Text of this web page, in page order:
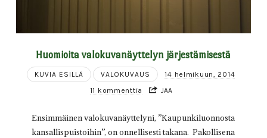
Huomioita valokuvanäyttelyn järjestämisestä
KUVIA ESILLÄ VALOKUVAUS
14 helmikuun, 2014
11 kommenttia
JAA
Ensimmäinen valokuvanäyttelyni, ”Kaupunkiluonnosta
kansallispuistoihin”, on onnellisesti takana. Pakollisena